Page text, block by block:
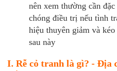
nên xem thường cần
chóng điều trị nếu tình
hiệu thuyên giảm và
sau này
I. Rễ cỏ tranh là gì? - Địa